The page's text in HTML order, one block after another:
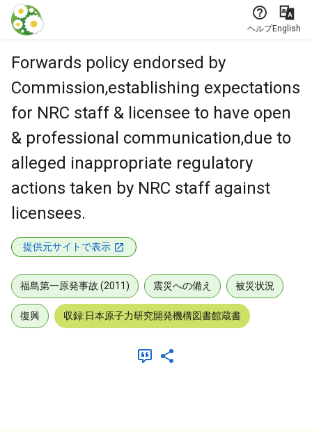
本文に飛ぶ
ヘルプEnglish
Forwards policy endorsed by
Commission,establishing expectations
for NRC staff & licensee to have open
& professional communication,due to
alleged inappropriate regulatory
actions taken by NRC staff against
licensees.
提供元サイトで表示
福島第一原発事故 (2011) 震災への備え 被災状況
復興 収録:日本原子力研究開発機構図書館蔵書